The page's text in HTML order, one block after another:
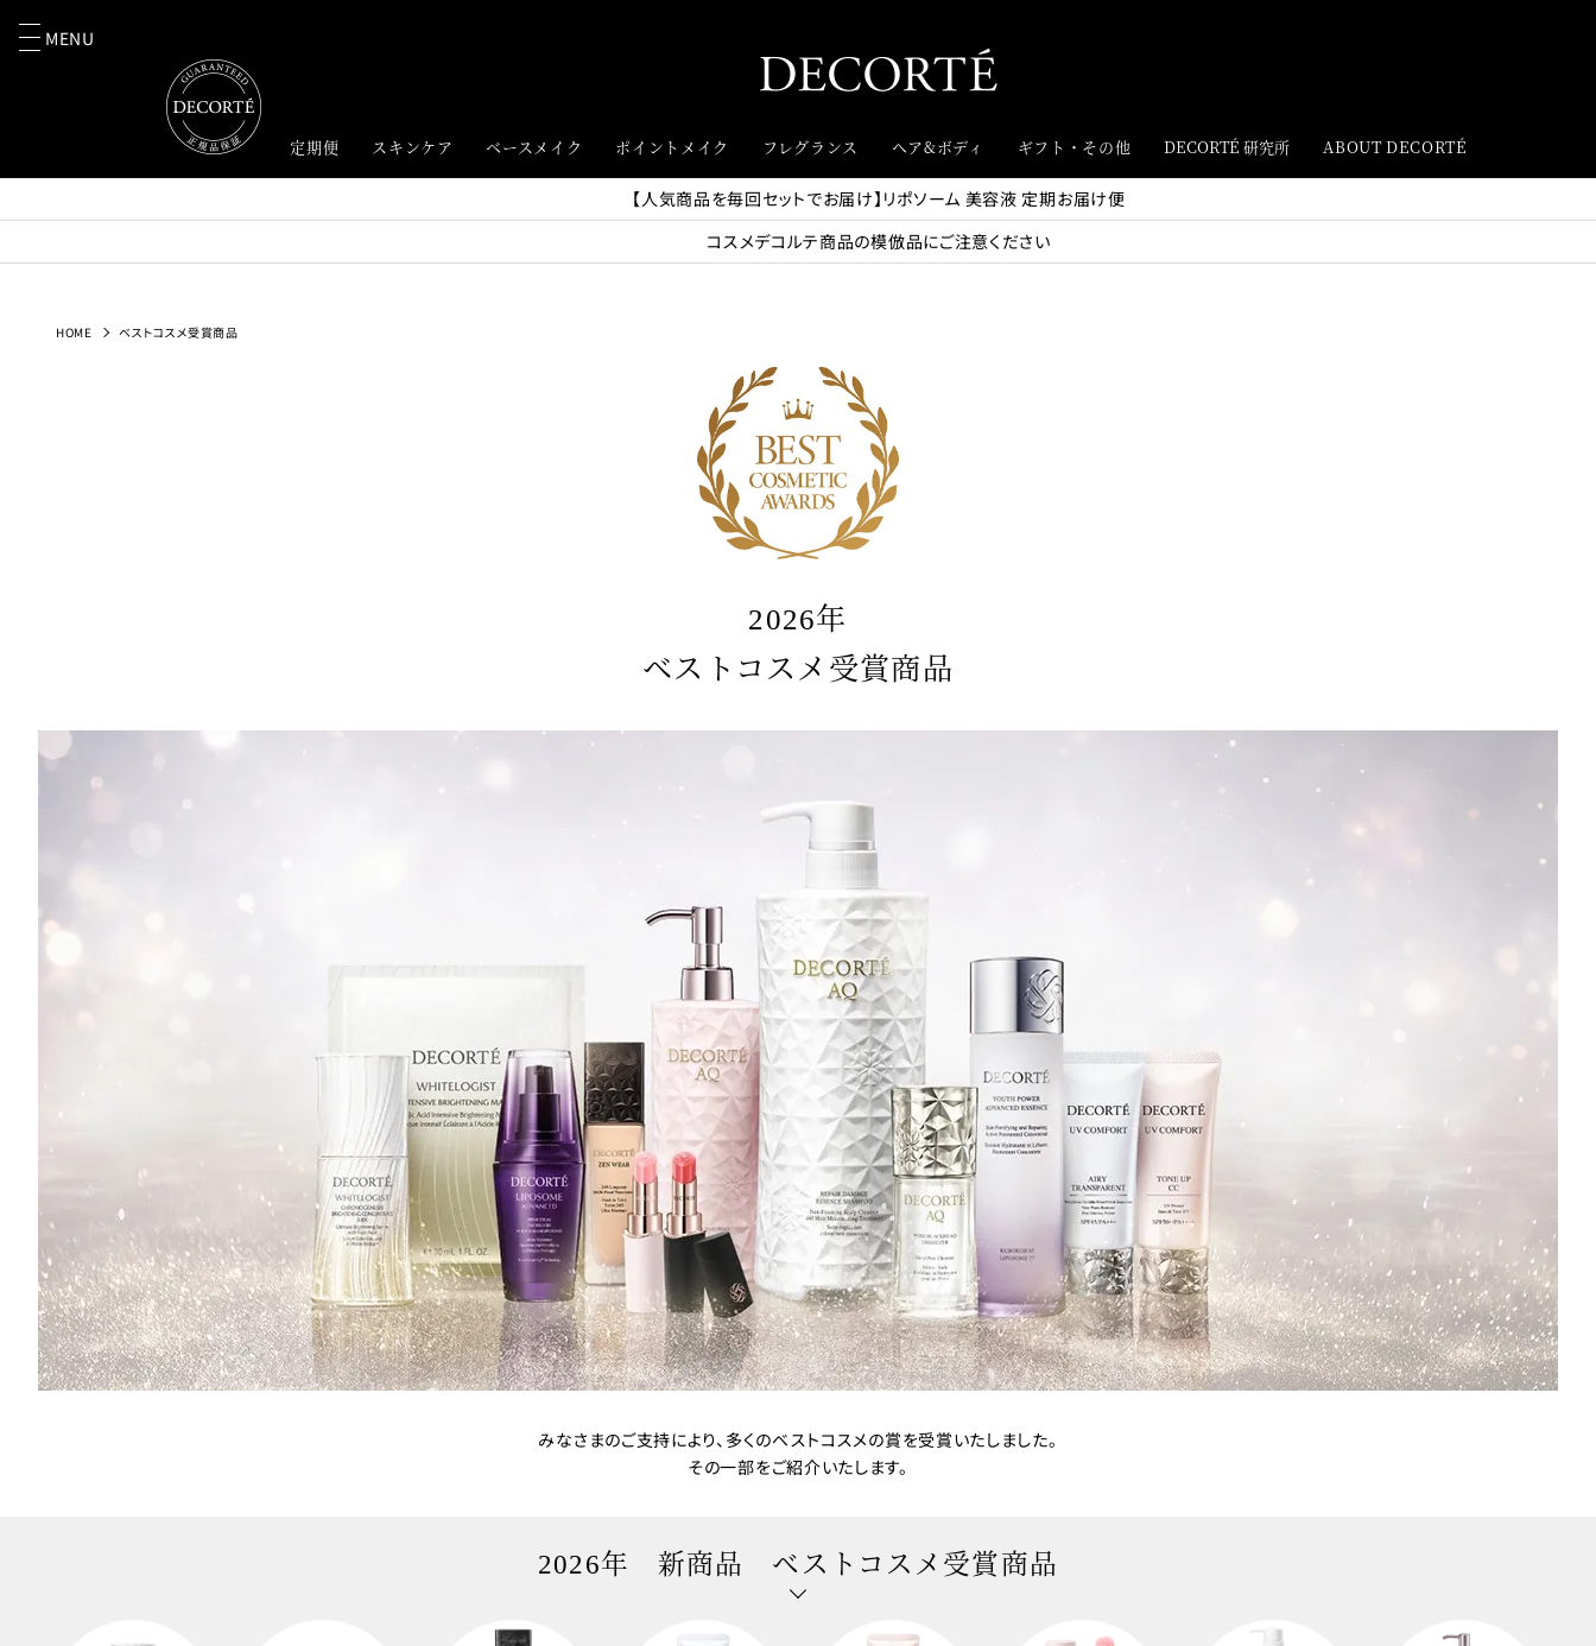
MENU
定期便 スキンケア ベースメイク ポイントメイク フレグランス ヘア&ボディ ギフト・その他 DECORTÉ 研究所 ABOUT DECORTÉ
【人気商品を毎回セットでお届け】リポソーム 美容液 定期お届け便
コスメデコルテ商品の模倣品にご注意ください
HOME ベストコスメ受賞商品
2026年
ベストコスメ受賞商品
みなさまのご支持により、多くのベストコスメの賞を受賞いたしました。
その一部をご紹介いたします。
2026年 新商品 ベストコスメ受賞商品